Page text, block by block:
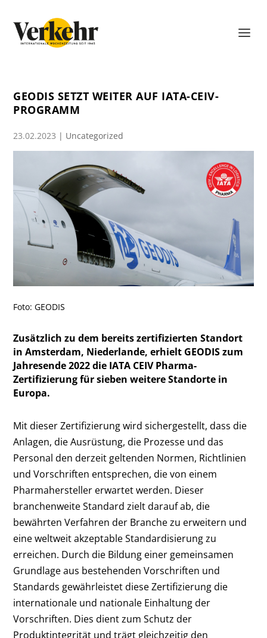
GEODIS SETZT WEITER AUF IATA-CEIV-
PROGRAMM
23.02.2023 | Uncategorized
Foto: GEODIS
Zusätzlich zu dem bereits zertifizierten Standort
in Amsterdam, Niederlande, erhielt GEODIS zum
Jahresende 2022 die IATA CEIV Pharma-
Zertifizierung für sieben weitere Standorte in
Europa.
Mit dieser Zertifizierung wird sichergestellt, dass die
Anlagen, die Ausrüstung, die Prozesse und das
Personal den derzeit geltenden Normen, Richtlinien
und Vorschriften entsprechen, die von einem
Pharmahersteller erwartet werden. Dieser
branchenweite Standard zielt darauf ab, die
bewährten Verfahren der Branche zu erweitern und
eine weltweit akzeptable Standardisierung zu
erreichen. Durch die Bildung einer gemeinsamen
Grundlage aus bestehenden Vorschriften und
Standards gewährleistet diese Zertifizierung die
internationale und nationale Einhaltung der
Vorschriften. Dies dient zum Schutz der
Produktintegrität und trägt gleichzeitig den